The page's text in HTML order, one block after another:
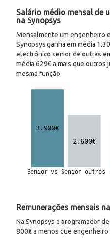
Salário médio mensal de
na Synopsys
Mensalmente um engenheiro
Synopsys ganha em média
electrónico senior de outras
média 629€ a mais que outros
mesma função.
Remunerações mensais
Na Synopsys a programador
800€ a menos que